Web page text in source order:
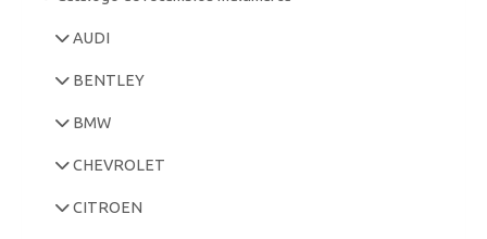
AUDI
BENTLEY
BMW
CHEVROLET
CITROEN